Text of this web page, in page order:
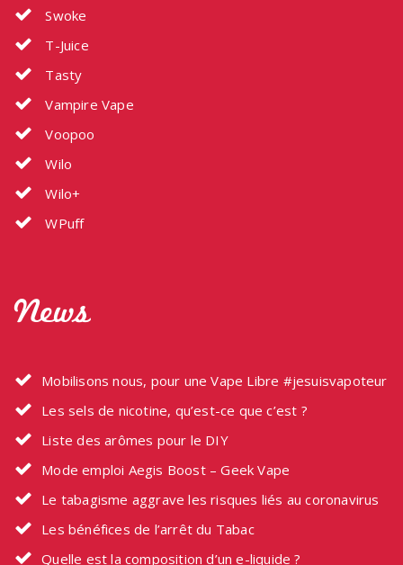
Swoke
T-Juice
Tasty
Vampire Vape
Voopoo
Wilo
Wilo+
WPuff
News
Mobilisons nous, pour une Vape Libre #jesuisvapoteur
Les sels de nicotine, qu’est-ce que c’est ?
Liste des arômes pour le DIY
Mode emploi Aegis Boost – Geek Vape
Le tabagisme aggrave les risques liés au coronavirus
Les bénéfices de l’arrêt du Tabac
Quelle est la composition d’un e-liquide ?